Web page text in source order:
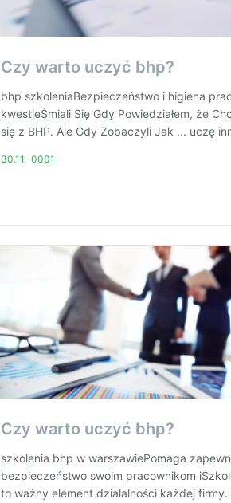
Czy warto uczyć bhp?
bhp szkoleniaBezpieczeństwo i higiena
kwestieŚmiali Się Gdy Powiedziałem, że
się z BHP. Ale Gdy Zobaczyli Jak ... uczę
30.11.-0001
Czy warto uczyć bhp?
szkolenia bhp w warszawiePomaga
bezpieczeństwo swoim pracownikom
to ważny element działalności każdej firmy.